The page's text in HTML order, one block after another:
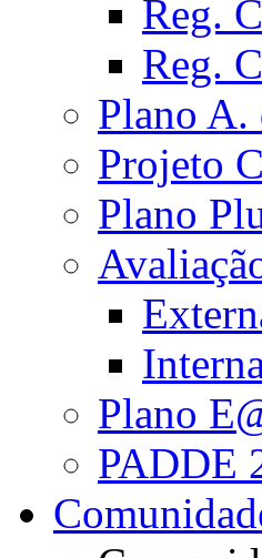
Reg.
Reg.
Plano A.
Projeto
Plano
Plano
PADDE